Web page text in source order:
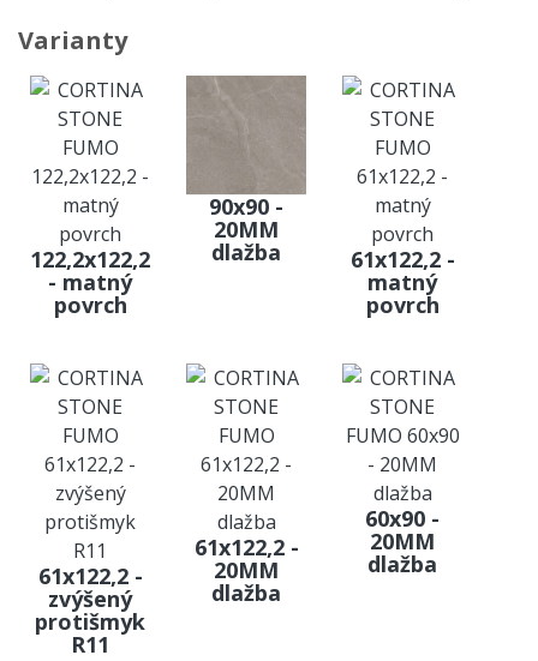
Varianty
122,2x122,2
- matný
povrch
90x90 -
20MM
dlažba 61x122,2 -
matný
povrch
61x122,2 -
zvýšený
protišmyk
R11
61x122,2 -
20MM
dlažba
60x90 -
20MM
dlažba